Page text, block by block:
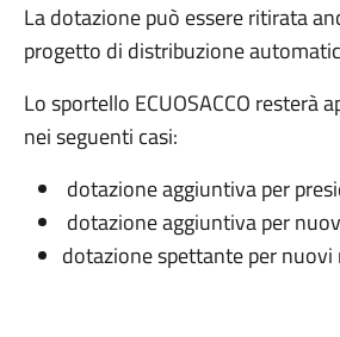
La dotazione può essere ritirata
progetto di distribuzione
Lo sportello ECUOSACCO
nei seguenti casi:
dotazione aggiuntiva per
dotazione aggiuntiva per
dotazione spettante per nuovi